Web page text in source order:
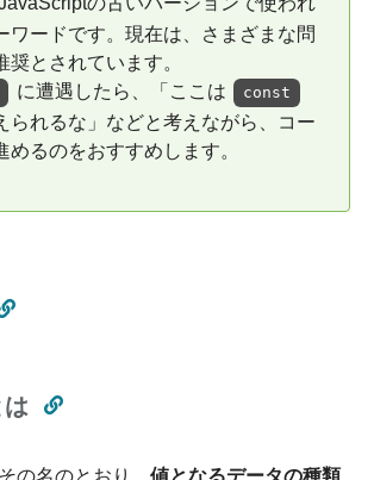
ワードです。現在は、さまざまな問
奨とされています。
に遭遇したら、「ここは const
られるな」などと考えながら、コー
めるのをおすすめします。
の名のとおり、 値となるデータの種類